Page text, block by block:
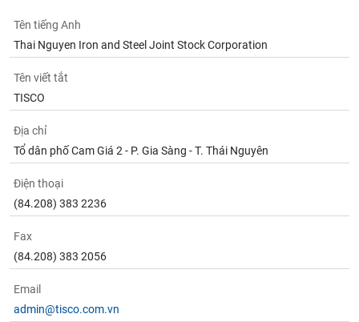
Tên tiếng Anh
Thai Nguyen Iron and Steel Joint Stock Corporation
Tên viết tắt
TISCO
Địa chỉ
Tổ dân phố Cam Giá 2 - P. Gia Sàng - T. Thái Nguyên
Điện thoại
(84.208) 383 2236
Fax
(84.208) 383 2056
Email
admin@tisco.com.vn